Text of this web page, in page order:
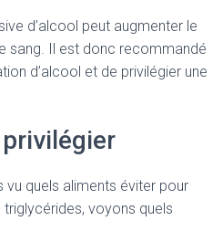
d’alcool peut augmenter le
sang. Il est donc recommandé
d’alcool et de privilégier une
vu quels aliments éviter pour
voyons quels